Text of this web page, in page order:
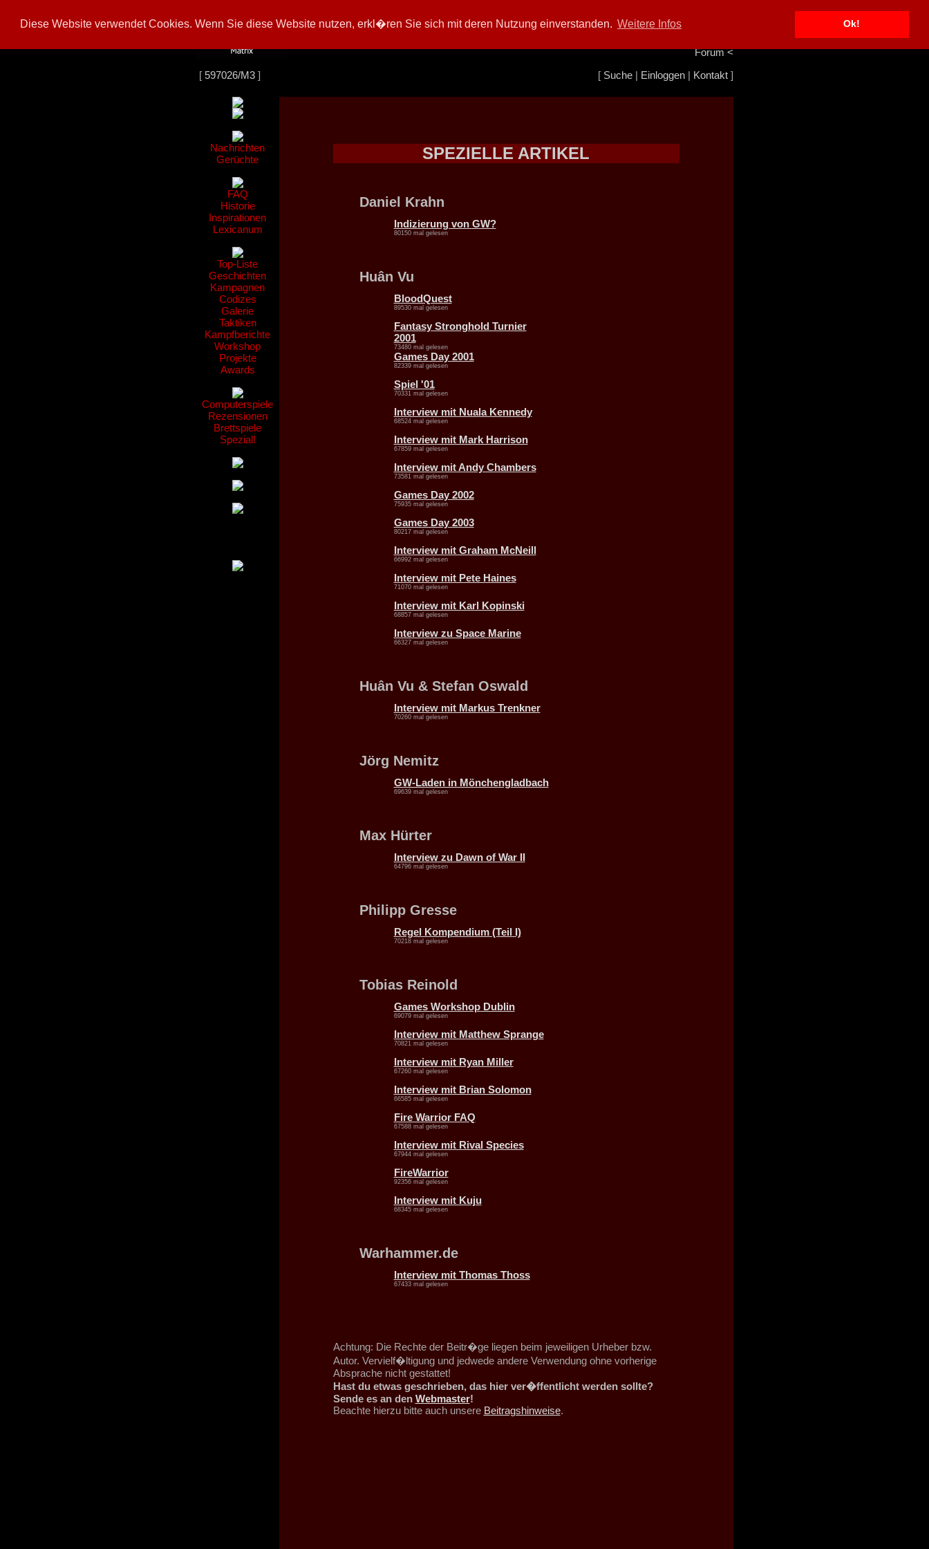
Diese Website verwendet Cookies. Wenn Sie diese Website nutzen, erkl�ren Sie sich mit deren Nutzung einverstanden. Weitere Infos Ok!
Info/Impressum
Forum<
[ 597026/M3] [ Suche| Einloggen| Kontakt]
Nachrichten
Gerüchte
FAQ
Historie
Inspirationen
Lexicanum
Top-Liste
Geschichten
Kampagnen
Codizes
Galerie
Taktiken
Kampfberichte
Workshop
Projekte
Awards
Computerspiele
Rezensionen
Brettspiele
Spezial!
SPEZIELLE ARTIKEL
Daniel Krahn
Indizierung von GW?
80150 mal gelesen
Huân Vu
BloodQuest
89530 mal gelesen
Fantasy Stronghold Turnier
2001
73480 mal gelesen
Games Day 2001
82339 mal gelesen
Spiel '01
70331 mal gelesen
Interview mit Nuala Kennedy
68524 mal gelesen
Interview mit Mark Harrison
67859 mal gelesen
Interview mit Andy Chambers
73581 mal gelesen
Games Day 2002
75935 mal gelesen
Games Day 2003
80217 mal gelesen
Interview mit Graham McNeill
66992 mal gelesen
Interview mit Pete Haines
71070 mal gelesen
Interview mit Karl Kopinski
68857 mal gelesen
Interview zu Space Marine
66327 mal gelesen
Huân Vu & Stefan Oswald
Interview mit Markus Trenkner
70260 mal gelesen
Jörg Nemitz
GW-Laden in Mönchengladbach
69639 mal gelesen
Max Hürter
Interview zu Dawn of War II
64796 mal gelesen
Philipp Gresse
Regel Kompendium (Teil I)
70218 mal gelesen
Tobias Reinold
Games Workshop Dublin
69079 mal gelesen
Interview mit Matthew Sprange
70821 mal gelesen
Interview mit Ryan Miller
67260 mal gelesen
Interview mit Brian Solomon
66585 mal gelesen
Fire Warrior FAQ
67588 mal gelesen
Interview mit Rival Species
67944 mal gelesen
FireWarrior
92356 mal gelesen
Interview mit Kuju
68345 mal gelesen
Warhammer.de
Interview mit Thomas Thoss
67433 mal gelesen
Achtung: Die Rechte der Beitr�ge liegen beim jeweiligen Urheber bzw.
Autor. Vervielf�ltigung und jedwede andere Verwendung ohne vorherige
Absprache nicht gestattet!
Hast du etwas geschrieben, das hier ver�ffentlicht werden sollte?
Sende es an den Webmaster!
Beachte hierzu bitte auch unsere Beitragshinweise.